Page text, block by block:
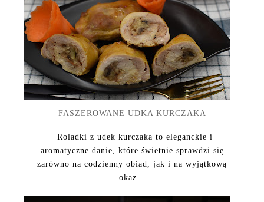
FASZEROWANE UDKA KURCZAKA
Roladki z udek kurczaka to eleganckie i
aromatyczne danie, które świetnie sprawdzi się
zarówno na codzienny obiad, jak i na wyjątkową
okaz...